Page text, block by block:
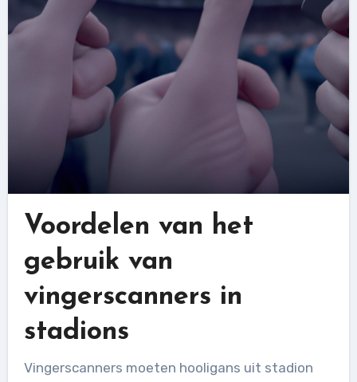
Voordelen van het
gebruik van
vingerscanners in
stadions
Vingerscanners moeten hooligans uit stadion